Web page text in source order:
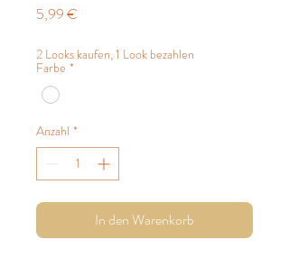
5,99 €
2 Looks kaufen, 1 Look bezahlen
Farbe *
Anzahl *
In den Warenkorb